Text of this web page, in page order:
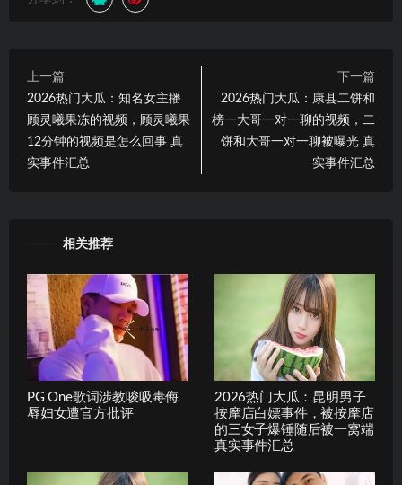
上一篇
2026热门大瓜：知名女主播
顾灵曦果冻的视频，顾灵曦果
12分钟的视频是怎么回事 真
实事件汇总
下一篇
2026热门大瓜：康县二饼和
榜一大哥一对一聊的视频，二
饼和大哥一对一聊被曝光 真
实事件汇总
相关推荐
PG One歌词涉教唆吸毒侮
辱妇女遭官方批评
2026热门大瓜：昆明男子
按摩店白嫖事件，被按摩店
的三女子爆锤随后被一窝端
真实事件汇总